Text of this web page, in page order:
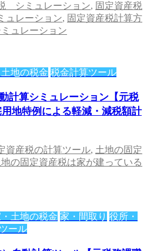
シミュレーション, 固定資産税
ュレーション, 固定資産税計算方
ュレーション
地の税金 税金計算ツール
計算シミュレーション【元税
地特例による軽減・減税額計
資産税の計算ツール, 土地の固定
地の固定資産税は家が建っている
土地の税金 家・間取り 役所・
ール